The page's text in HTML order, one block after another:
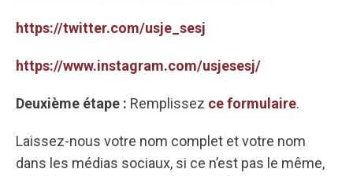
https://twitter.com/usje_sesj
https://www.instagram.com/usjesesj/
Deuxième étape : Remplissez ce formulaire.
Laissez-nous votre nom complet et votre nom
dans les médias sociaux, si ce n’est pas le même,